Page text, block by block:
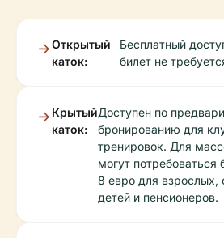
Открытый
каток:
Бесплатный
билет не
Крытый
каток:
Доступен по
бронированию для
тренировок. Для
могут потребоваться
8 евро для взрослых,
детей и пенсионеров.